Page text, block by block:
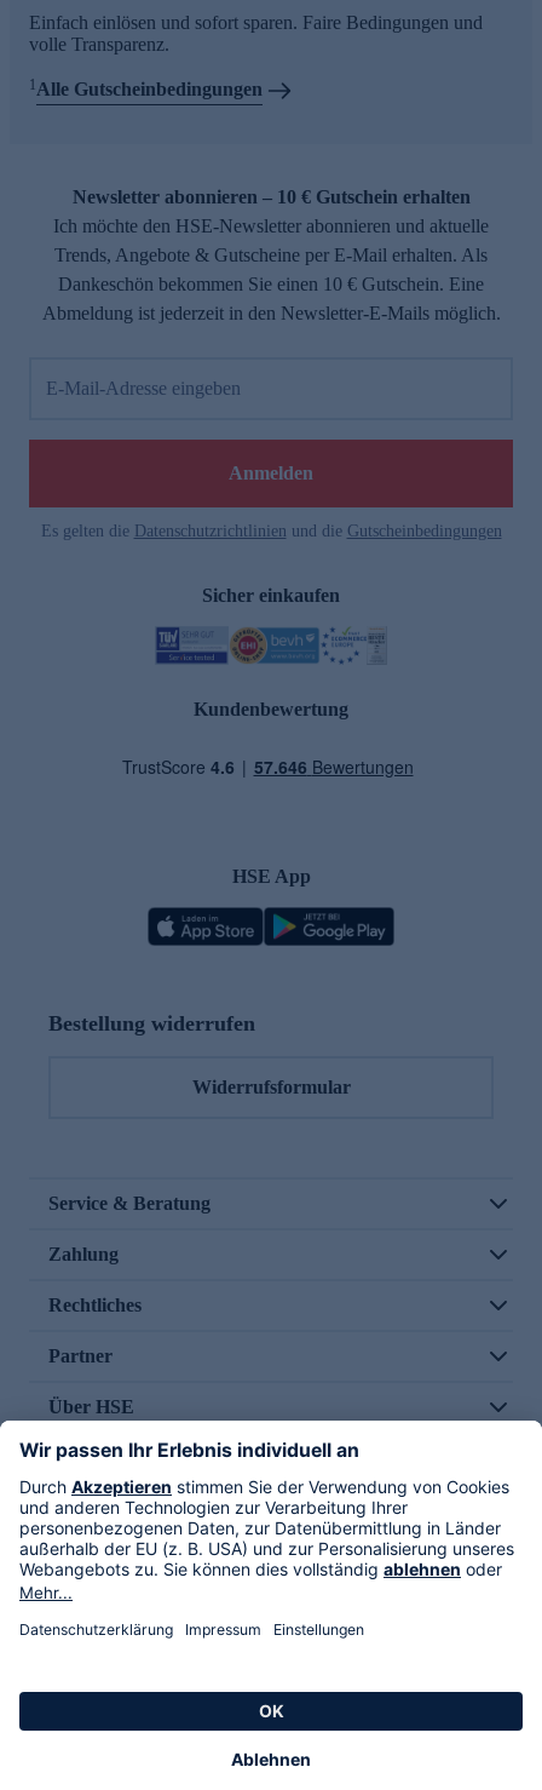
Einfach einlösen und sofort sparen. Faire Bedingungen und
volle Transparenz.
1Alle Gutscheinbedingungen
Newsletter abonnieren – 10 € Gutschein erhalten
Ich möchte den HSE-Newsletter abonnieren und aktuelle
Trends, Angebote & Gutscheine per E-Mail erhalten. Als
Dankeschön bekommen Sie einen 10 € Gutschein. Eine
Abmeldung ist jederzeit in den Newsletter-E-Mails möglich.
E-Mail-Adresse eingeben
Anmelden
Es gelten die Datenschutzrichtlinien und die Gutscheinbedingungen
Sicher einkaufen
Kundenbewertung
HSE App
Bestellung widerrufen
Widerrufsformular
Service & Beratung
Zahlung
Rechtliches
Partner
Über HSE
Im TV
HSE International